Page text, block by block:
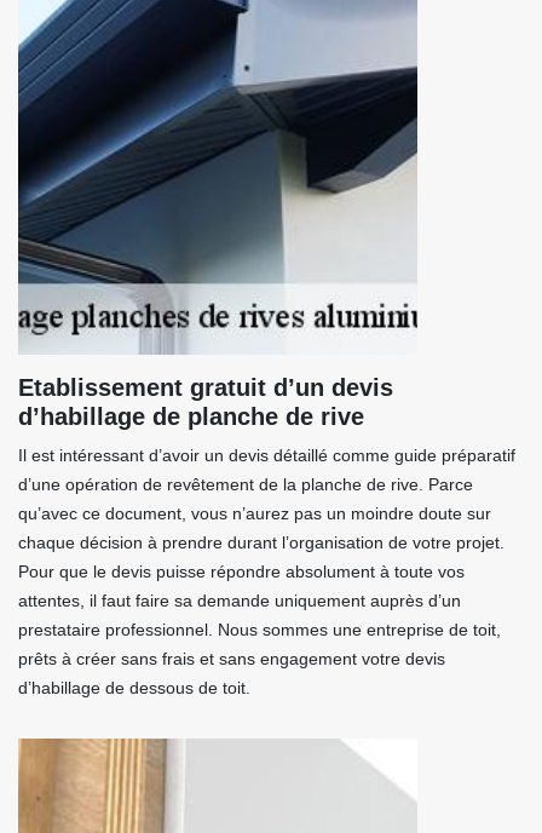
Etablissement gratuit d’un devis
d’habillage de planche de rive
Il est intéressant d’avoir un devis détaillé comme guide préparatif
d’une opération de revêtement de la planche de rive. Parce
qu’avec ce document, vous n’aurez pas un moindre doute sur
chaque décision à prendre durant l’organisation de votre projet.
Pour que le devis puisse répondre absolument à toute vos
attentes, il faut faire sa demande uniquement auprès d’un
prestataire professionnel. Nous sommes une entreprise de toit,
prêts à créer sans frais et sans engagement votre devis
d’habillage de dessous de toit.